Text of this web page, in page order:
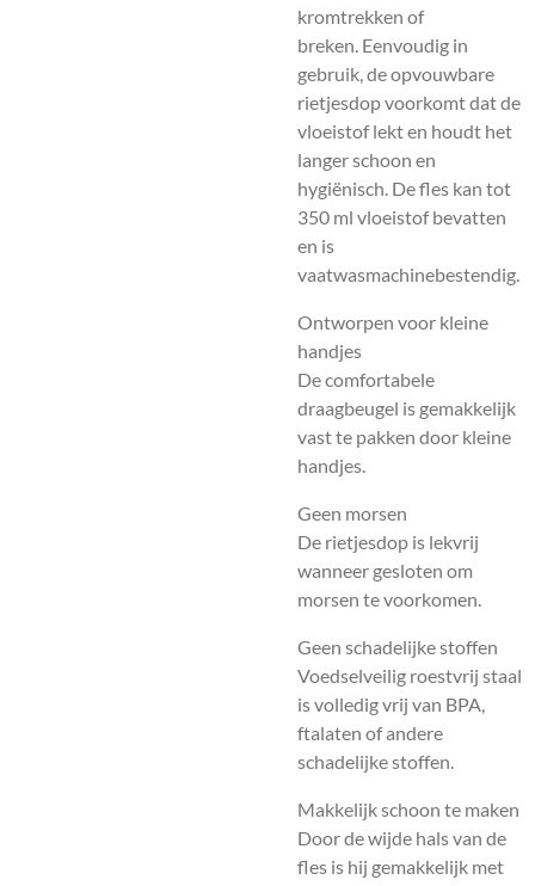
kromtrekken of
breken. Eenvoudig in
gebruik, de opvouwbare
rietjesdop voorkomt dat de
vloeistof lekt en houdt het
langer schoon en
hygiënisch. De fles kan tot
350 ml vloeistof bevatten
en is
vaatwasmachinebestendig.
Ontworpen voor kleine
handjes
De comfortabele
draagbeugel is gemakkelijk
vast te pakken door kleine
handjes.
Geen morsen
De rietjesdop is lekvrij
wanneer gesloten om
morsen te voorkomen.
Geen schadelijke stoffen
Voedselveilig roestvrij staal
is volledig vrij van BPA,
ftalaten of andere
schadelijke stoffen.
Makkelijk schoon te maken
Door de wijde hals van de
fles is hij gemakkelijk met